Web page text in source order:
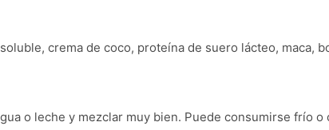
crema de coco, proteína de suero lácteo, maca,
o leche y mezclar muy bien. Puede consumirse frío o